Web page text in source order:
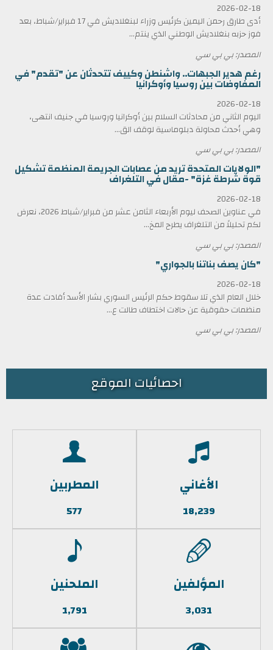
2026-02-18
أدى طارق رحمن اليمين كرئيس وزراء لبنغلاديش في 17 فبراير/شباط، بعد
فوز حزبه بنغلاديش الوطني الذي ينتم...
المصدر: بي بي سي
رغم هدير الجبهات.. واشنطن وكييف تتحدثان عن "تقدم" في
المفاوضات بين روسيا وأوكرانيا
2026-02-18
اليوم الثاني من محادثات السلام بين أوكرانيا وروسيا في جنيف انتهى،
وهي أحدث محاولة دبلوماسية لوقف الق...
المصدر: بي بي سي
"الولايات المتحدة تريد من عصابات الجريمة المنظمة تشكيل
قوة شرطة غزة" -مقال في التلغراف
2026-02-18
في عناوين الصحف ليوم الأربعاء الثامن عشر من فبراير/شباط 2026، نعرض
لكم تحليلاً من التلغراف يطرح المخ...
المصدر: بي بي سي
"كان يصف بناتنا بالجواري"
2026-02-18
خلال العام الذي تلا سقوط حكم الرئيس السوري بشار الأسد أفادت عدة
منظمات حقوقية عن حالات اختطاف طالت ع...
المصدر: بي بي سي
احصائيات الموقع
الأغاني
18,239
المطربين
577
المؤلفين
3,031
الملحنين
1,791